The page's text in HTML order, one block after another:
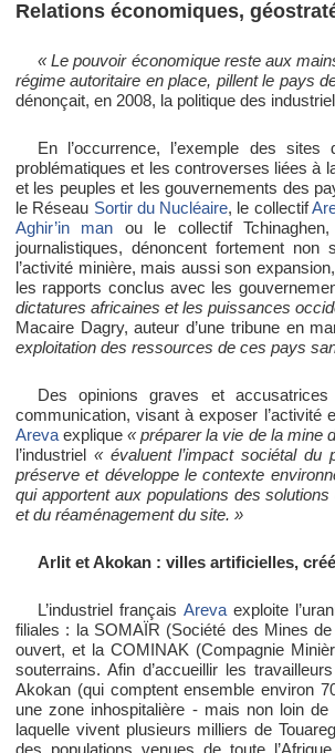
Relations économiques,
« Le pouvoir économique reste aux
régime autoritaire en place, pillent le pays
dénonçait, en 2008, la politique des
En l’occurrence, l’exemple des
problématiques et les controverses liées à
et les peuples et les gouvernements des
le Réseau Sortir du Nucléaire, le collectif
Aghir’in man ou le collectif
journalistiques, dénoncent fortement
l’activité minière, mais aussi son
les rapports conclus avec les
dictatures africaines et les puissances
Macaire Dagry, auteur d’une tribune en
exploitation des ressources de ces pays
Des opinions graves et
communication, visant à exposer l’activité
Areva explique« préparer la vie de la mine
l’industriel « évaluent l’impact sociétal du
préserve et développe le contexte
qui apportent aux populations des
et du réaménagement du site. »
Arlit et Akokan : villes artificielles,
L’industriel français Arevaexploite
filiales : la SOMAÏR (Société des Mines
ouvert, et la COMINAK (Compagnie
souterrains. Afin d’accueillir les
Akokan (qui comptent ensemble environ
une zone inhospitalière - mais non loin
laquelle vivent plusieurs milliers de
des populations venues de toute